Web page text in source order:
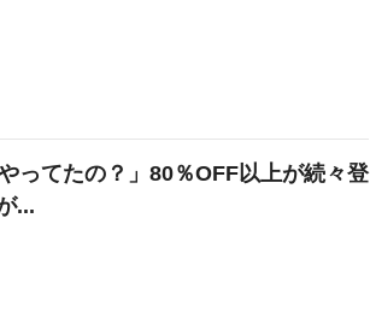
ってたの？」80％OFF以上が続々登
...